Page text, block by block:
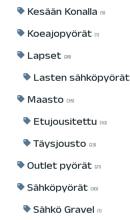
Kesään Konalla 5
Koeajopyörät 1
Lapset 28
Lasten sähköpyörät
Maasto 35
Etujousitettu 10
Täysjousto 23
Outlet pyörät 21
Sähköpyörät 30
Sähkö Gravel 1